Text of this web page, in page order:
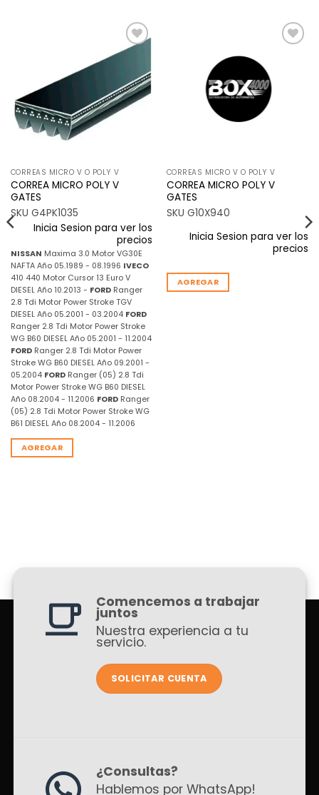
Añadir
lista de
deseos
CORREAS MICRO V O POLY V
CORREA MICRO POLY V
GATES
SKU G4PK1035
Inicia Sesion para ver los
precios
NISSAN Maxima 3.0 Motor VG30E
NAFTA Año 05.1989 - 08.1996 IVECO
410 440 Motor Cursor 13 Euro V
DIESEL Año 10.2013 - FORDRanger
2.8 Tdi Motor Power Stroke TGV
DIESEL Año 05.2001 - 03.2004 FORD
Ranger 2.8 Tdi Motor Power Stroke
WG B60 DIESEL Año 05.2001 - 11.2004
FORDRanger 2.8 Tdi Motor Power
Stroke WG B60 DIESEL Año 09.2001 -
05.2004 FORDRanger (05) 2.8 Tdi
Motor Power Stroke WG B60 DIESEL
Año 08.2004 - 11.2006 FORDRanger
(05) 2.8 Tdi Motor Power Stroke WG
B61 DIESEL Año 08.2004 - 11.2006
AGREGAR
deseos
CORREAS MICRO V O POLY V
CORREA MICRO POLY V
GATES
SKU G10X940
Inicia Sesion para ver los
precios
AGREGAR
Comencemos a trabajar
juntos
Nuestra experiencia a tu
servicio.
SOLICITAR CUENTA
¿Consultas?
Hablemos por WhatsApp!